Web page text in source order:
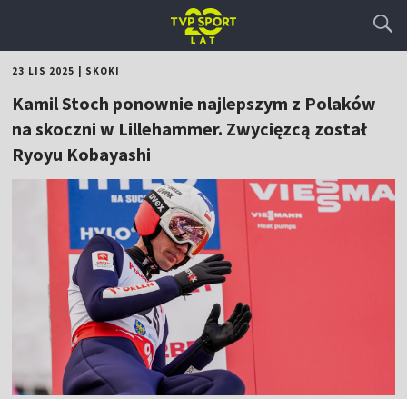
23 LIS 2025 SKOKI
Kamil Stoch ponownie najlepszym z Polaków
na skoczni w Lillehammer. Zwycięzcą został
Ryoyu Kobayashi